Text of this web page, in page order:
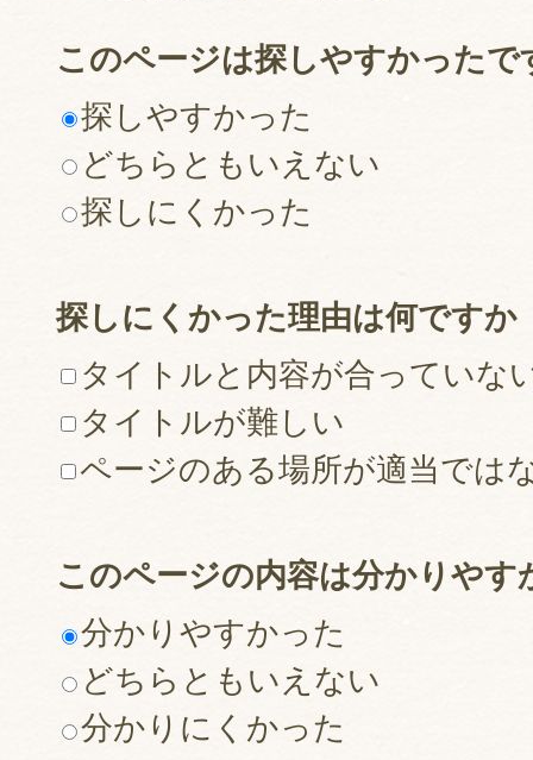
このページは探しやすかったで
探しやすかった
どちらともいえない
探しにくかった
探しにくかった理由は何ですか
タイトルと内容が合っていな
タイトルが難しい
ページのある場所が適当では
このページの内容は分かりやす
分かりやすかった
どちらともいえない
分かりにくかった